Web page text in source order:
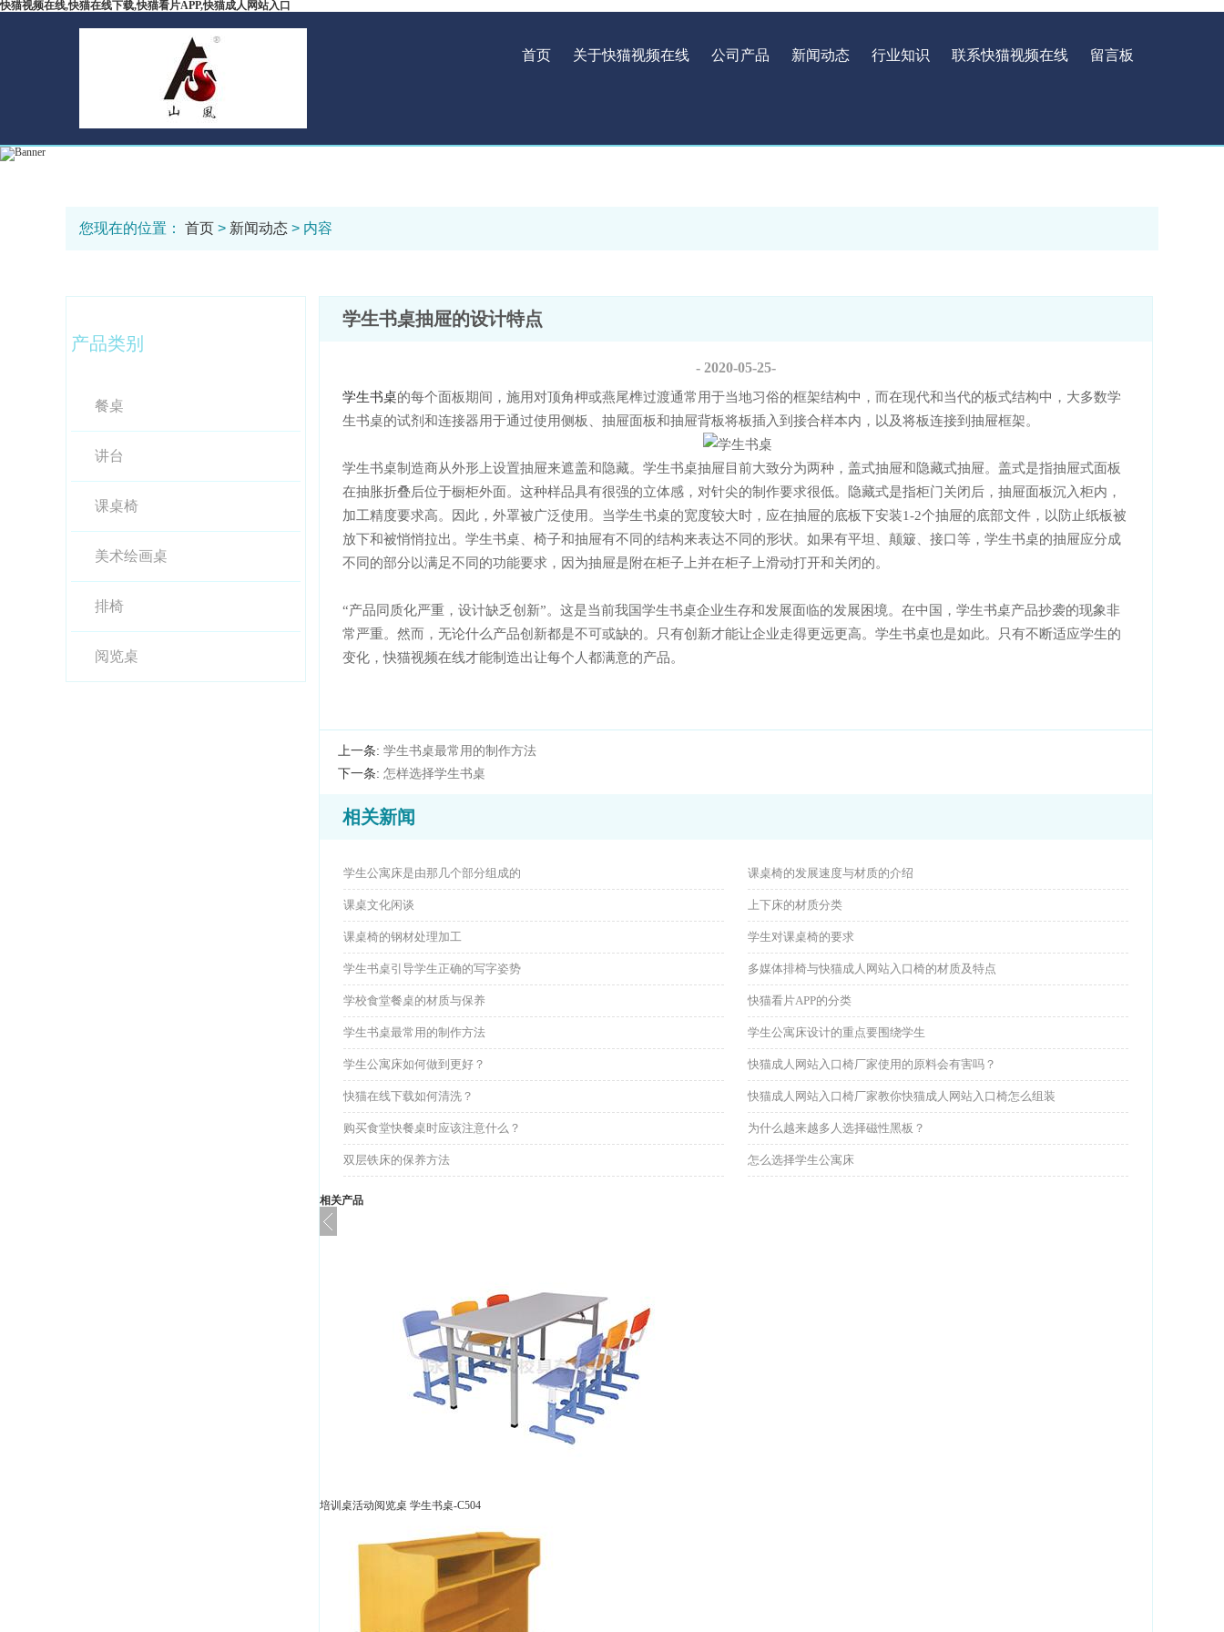
快猫视频在线,快猫在线下载,快猫看片APP,快猫成人网站入口
首页 关于快猫视频在线 公司产品 新闻动态 行业知识 联系快猫视频在线 留言板
您现在的位置： 首页 > 新闻动态 > 内容
产品类别
餐桌
讲台
课桌椅
美术绘画桌
排椅
阅览桌
学生书桌抽屉的设计特点
- 2020-05-25-
学生书桌的每个面板期间，施用对顶角柙或燕尾榫过渡通常用于当地习俗的框架结构中，而在现代和当代的板式结构中，大多数学
生书桌的试剂和连接器用于通过使用侧板、抽屉面板和抽屉背板将板插入到接合样本内，以及将板连接到抽屉框架。
学生书桌制造商从外形上设置抽屉来遮盖和隐藏。学生书桌抽屉目前大致分为两种，盖式抽屉和隐藏式抽屉。盖式是指抽屉式面板
在抽胀折叠后位于橱柜外面。这种样品具有很强的立体感，对针尖的制作要求很低。隐藏式是指柜门关闭后，抽屉面板沉入柜内，
加工精度要求高。因此，外罩被广泛使用。当学生书桌的宽度较大时，应在抽屉的底板下安装1-2个抽屉的底部文件，以防止纸板被
放下和被悄悄拉出。学生书桌、椅子和抽屉有不同的结构来表达不同的形状。如果有平坦、颠簸、接口等，学生书桌的抽屉应分成
不同的部分以满足不同的功能要求，因为抽屉是附在柜子上并在柜子上滑动打开和关闭的。
“产品同质化严重，设计缺乏创新”。这是当前我国学生书桌企业生存和发展面临的发展困境。在中国，学生书桌产品抄袭的现象非
常严重。然而，无论什么产品创新都是不可或缺的。只有创新才能让企业走得更远更高。学生书桌也是如此。只有不断适应学生的
变化，快猫视频在线才能制造出让每个人都满意的产品。
上一条: 学生书桌最常用的制作方法
下一条: 怎样选择学生书桌
相关新闻
学生公寓床是由那几个部分组成的 课桌椅的发展速度与材质的介绍
课桌文化闲谈 上下床的材质分类
课桌椅的钢材处理加工 学生对课桌椅的要求
学生书桌引导学生正确的写字姿势 多媒体排椅与快猫成人网站入口椅的材质及特点
学校食堂餐桌的材质与保养 快猫看片APP的分类
学生书桌最常用的制作方法 学生公寓床设计的重点要围绕学生
学生公寓床如何做到更好？ 快猫成人网站入口椅厂家使用的原料会有害吗？
快猫在线下载如何清洗？ 快猫成人网站入口椅厂家教你快猫成人网站入口椅怎么组装
购买食堂快餐桌时应该注意什么？ 为什么越来越多人选择磁性黑板？
双层铁床的保养方法 怎么选择学生公寓床
相关产品
培训桌活动阅览桌 学生书桌-C504